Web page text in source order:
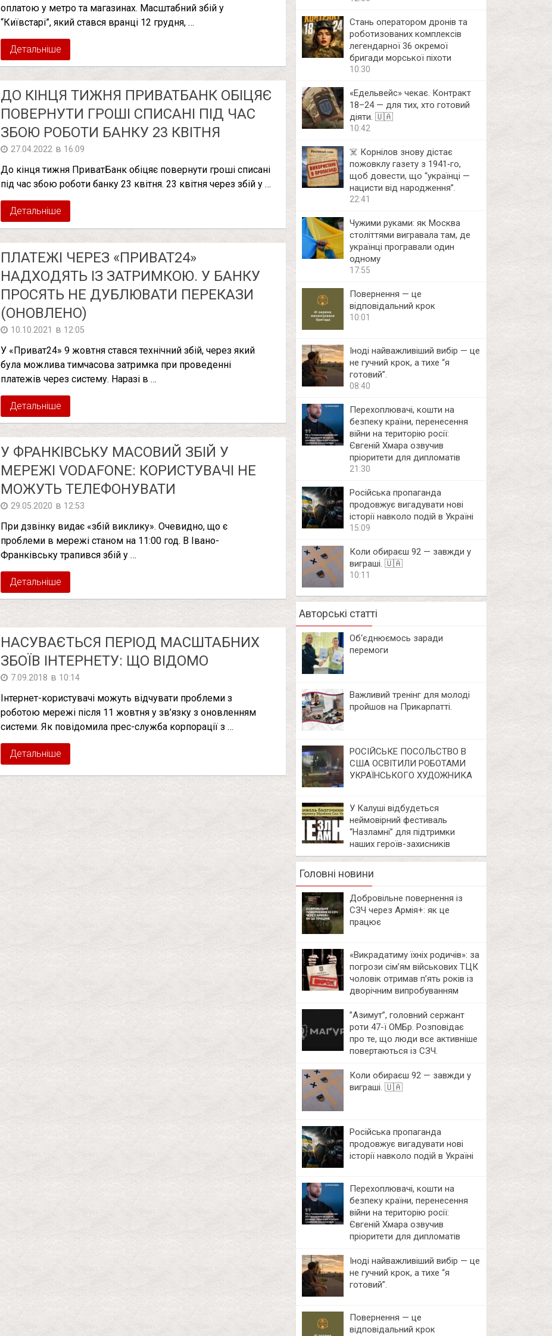
оплатою у метро та магазинах. Масштабний збій у
“Київстарі”, який стався вранці 12 грудня, …
Детальніше
ДО КІНЦЯ ТИЖНЯ ПРИВАТБАНК ОБІЦЯЄ
ПОВЕРНУТИ ГРОШІ СПИСАНІ ПІД ЧАС
ЗБОЮ РОБОТИ БАНКУ 23 КВІТНЯ
27.04.2022 в 16:09
До кінця тижня ПриватБанк обіцяє повернути гроші списані
під час збою роботи банку 23 квітня. 23 квітня через збій у …
Детальніше
ПЛАТЕЖІ ЧЕРЕЗ «ПРИВАТ24»
НАДХОДЯТЬ ІЗ ЗАТРИМКОЮ. У БАНКУ
ПРОСЯТЬ НЕ ДУБЛЮВАТИ ПЕРЕКАЗИ
(ОНОВЛЕНО)
10.10.2021 в 12:05
У «Приват24» 9 жовтня стався технічний збій, через який
була можлива тимчасова затримка при проведенні
платежів через систему. Наразі в …
Детальніше
У ФРАНКІВСЬКУ МАСОВИЙ ЗБІЙ У
МЕРЕЖІ VODAFONE: КОРИСТУВАЧІ НЕ
МОЖУТЬ ТЕЛЕФОНУВАТИ
29.05.2020 в 12:53
При дзвінку видає «збій виклику». Очевидно, що є
проблеми в мережі станом на 11:00 год. В Івано-
Франківську трапився збій у …
Детальніше
НАСУВАЄТЬСЯ ПЕРІОД МАСШТАБНИХ
ЗБОЇВ ІНТЕРНЕТУ: ЩО ВІДОМО
7.09.2018 в 10:14
Інтернет-користувачі можуть відчувати проблеми з
роботою мережі після 11 жовтня у зв’язку з оновленням
системи. Як повідомила прес-служба корпорації з …
Детальніше
Стань оператором дронів та
роботизованих комплексів
легендарної 36 окремої
бригади морської піхоти
10:30
«Едельвейс» чекає. Контракт
18–24 — для тих, хто готовий
діяти. 🇺🇦
10:42
☠️ Корнілов знову дістає
пожовклу газету з 1941‑го,
щоб довести, що “українці —
нацисти від народження”.
22:41
Чужими руками: як Москва
століттями вигравала там, де
українці програвали один
одному
17:55
Повернення — це
відповідальний крок
10:01
Іноді найважливіший вибір — це
не гучний крок, а тихе “я
готовий”.
08:40
Перехоплювачі, кошти на
безпеку країни, перенесення
війни на територію росії:
Євгеній Хмара озвучив
пріоритети для дипломатів
21:30
Російська пропаганда
продовжує вигадувати нові
історії навколо подій в Україні
15:09
Коли обираєш 92 — завжди у
виграші. 🇺🇦
10:11
Авторські статті
Об‘єднюємось заради
перемоги
Важливий тренінг для молоді
пройшов на Прикарпатті.
РОСІЙСЬКЕ ПОСОЛЬСТВО В
США ОСВІТИЛИ РОБОТАМИ
УКРАЇНСЬКОГО ХУДОЖНИКА
У Калуші відбудеться
неймовірний фестиваль
“Назламні” для підтримки
наших героїв-захисників
Головні новини
Добровільне повернення із
СЗЧ через Армія+: як це
працює
«Викрадатиму їхніх родичів»: за
погрози сім’ям військових ТЦК
чоловік отримав п’ять років із
дворічним випробуванням
⁨”Азимут”, головний сержант
роти 47-ї ОМБр. Розповідає
про те, що люди все активніше
повертаються із СЗЧ.
Коли обираєш 92 — завжди у
виграші. 🇺🇦
Російська пропаганда
продовжує вигадувати нові
історії навколо подій в Україні
Перехоплювачі, кошти на
безпеку країни, перенесення
війни на територію росії:
Євгеній Хмара озвучив
пріоритети для дипломатів
Іноді найважливіший вибір — це
не гучний крок, а тихе “я
готовий”.
Повернення — це
відповідальний крок